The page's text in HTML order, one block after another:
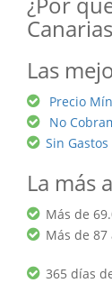
Las
Precio
No
Sin
La más
Más de
Más de
365 días